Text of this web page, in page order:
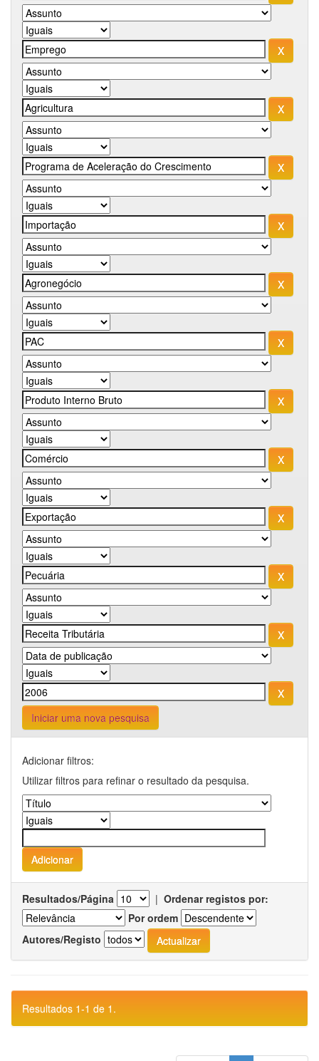
Iniciar uma nova pesquisa
Adicionar filtros:
Utilizar filtros para refinar o resultado da pesquisa.
Resultados/Página | Ordenar registos por:
Por ordem
Autores/Registo
Resultados 1-1 de 1.